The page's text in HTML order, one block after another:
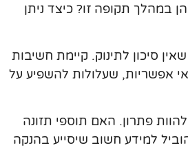
במהלך תקופה זו? כיצד ניתן
סיכון לתינוק. קיימת חשיבות
אפשריות, שעלולות להשפיע על
פתרון. האם תוספי תזונה
למידע חשוב שיסייע בהנקה